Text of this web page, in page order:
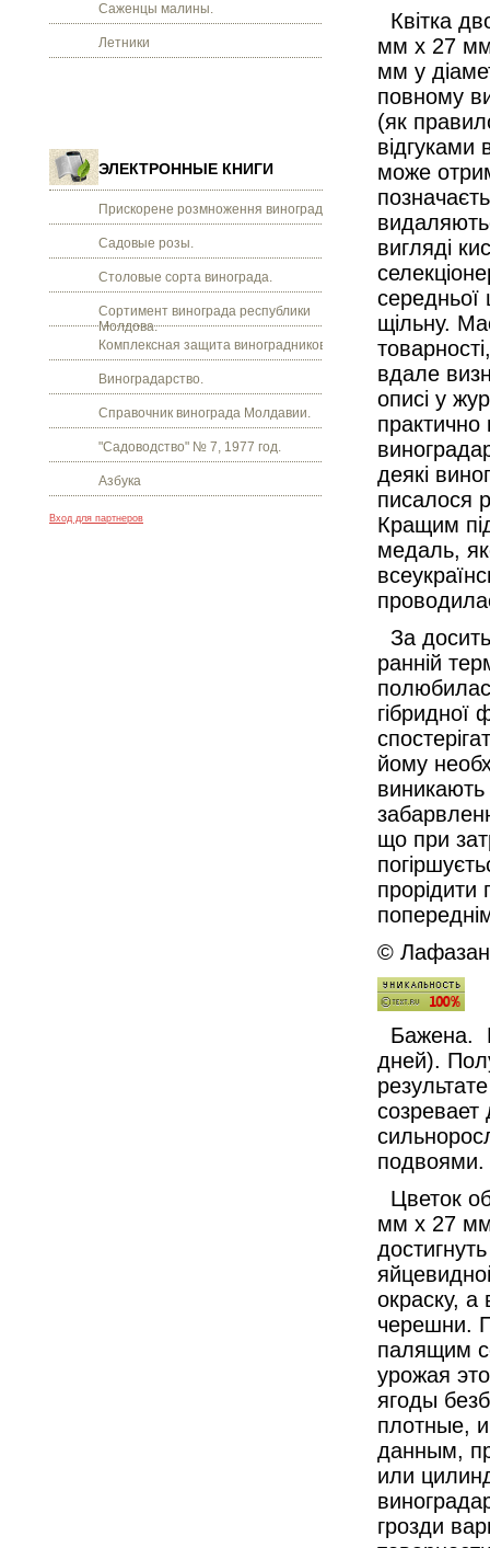
Саженцы малины.
Летники
ЭЛЕКТРОННЫЕ КНИГИ
Прискорене розмноження винограду.
Садовые розы.
Столовые сорта винограда.
Сортимент винограда республики
Молдова.
Комплексная защита виноградников.
Виноградарство.
Справочник винограда Молдавии.
"Садоводство" № 7, 1977 год.
Азбука
Вход для партнеров
Квітка
мм х 27
мм у
повному
(як
відгуками
може
вигляді
середньої
щільну.
вдале
описі у
практично
деякі
писалося
Кращим
медаль,
За досить
ранній
гібридної
йому
виникають
що при
прорідити
©
Бажена.
дней).
подвоями.
Цветок
мм х 27
окраску,
черешни.
палящим
урожая
ягоды
плотные,
данным,
или
грозди